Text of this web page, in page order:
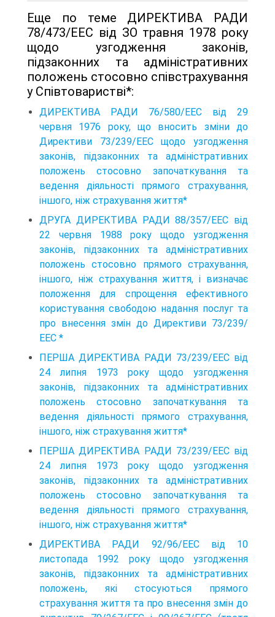
Еще по теме ДИРЕКТИВА РАДИ
78/473/ЕЕС від ЗО травня 1978 року
щодо узгодження законів,
підзаконних та адміністративних
положень стосовно співстрахування
у Співтоваристві*:
ДИРЕКТИВА РАДИ 76/580/ЕЕС від 29
червня 1976 року, що вносить зміни до
Директиви 73/239/ЕЕС щодо узгодження
законів, підзаконних та адміністративних
положень стосовно започаткування та
ведення діяльності прямого страхування,
іншого, ніж страхування життя*
ДРУГА ДИРЕКТИВА РАДИ 88/357/ЕЕС від
22 червня 1988 року щодо узгодження
законів, підзаконних та адміністративних
положень стосовно прямого страхування,
іншого, ніж страхування життя, і визначає
положення для спрощення ефективного
користування свободою надання послуг та
про внесення змін до Директиви 73/239/
ЕЕС *
ПЕРША ДИРЕКТИВА РАДИ 73/239/ЕЕС від
24 липня 1973 року щодо узгодження
законів, підзаконних та адміністративних
положень стосовно започаткування та
ведення діяльності прямого страхування,
іншого, ніж страхування життя*
ПЕРША ДИРЕКТИВА РАДИ 73/239/ЕЕС від
24 липня 1973 року щодо узгодження
законів, підзаконних та адміністративних
положень стосовно започаткування та
ведення діяльності прямого страхування,
іншого, ніж страхування життя*
ДИРЕКТИВА РАДИ 92/96/ЕЕС від 10
листопада 1992 року щодо узгодження
законів, підзаконних та адміністративних
положень, які стосуються прямого
страхування життя та про внесення змін до